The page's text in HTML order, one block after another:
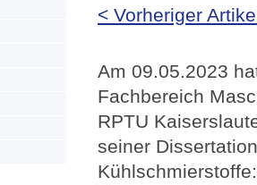
< Vorheriger
Am 09.05.2023
Fachbereich
RPTU
seiner